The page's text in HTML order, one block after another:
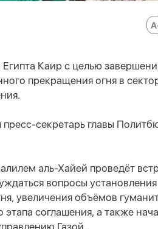
Каир с целью
прекращения огня в
пресс-секретарь главы
аль-Хайей проведёт
вопросы установления
увеличения объёмов
соглашения, а также
Газой.